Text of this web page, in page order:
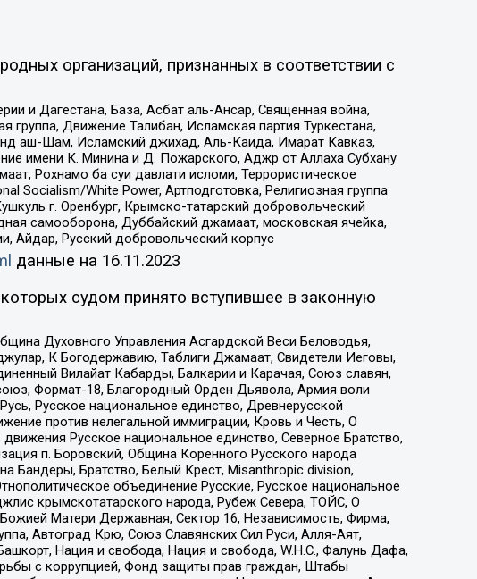
организаций, признанных в соответствии с
и Дагестана, База, Асбат аль-Ансар, Священная война,
Движение Талибан, Исламская партия Туркестана,
аш-Шам, Исламский джихад, Аль-Каида, Имарат Кавказ,
имени К. Минина и Д. Пожарского, Аджр от Аллаха Субхану
Рохнамо ба суи давлати исломи, Террористическое
White Power, Артподготовка, Религиозная группа
г. Оренбург, Крымско-татарский добровольческий
самооборона, Дуббайский джамаат, московская ячейка,
Айдар, Русский добровольческий корпус
данные на 16.11.2023
судом принято вступившее в законную
Духовного Управления Асгардской Веси Беловодья,
К Богодержавию, Таблиги Джамаат, Свидетели Иеговы,
Вилайат Кабарды, Балкарии и Карачая, Союз славян,
Формат-18, Благородный Орден Дьявола, Армия воли
Русское национальное единство, Древнерусской
против нелегальной иммиграции, Кровь и Честь, О
Русское национальное единство, Северное Братство,
п. Боровский, Община Коренного Русского народа
Бандеры, Братство, Белый Крест, Misanthropic division,
объединение Русские, Русское национальное
крымскотатарского народа, Рубеж Севера, ТОЙС, О
Матери Державная, Сектор 16, Независимость, Фирма,
Автоград Крю, Союз Славянских Сил Руси, Алля-Аят,
Нация и свобода, Нация и свобода, W.H.С., Фалунь Дафа,
с коррупцией, Фонд защиты прав граждан, Штабы